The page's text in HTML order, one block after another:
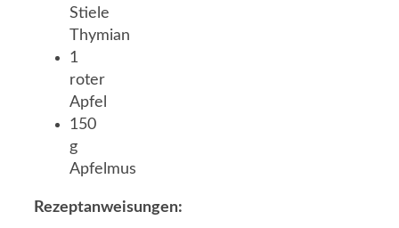
Stiele
Thymian
1
roter
Apfel
150
g
Apfelmus
Rezeptanweisungen: